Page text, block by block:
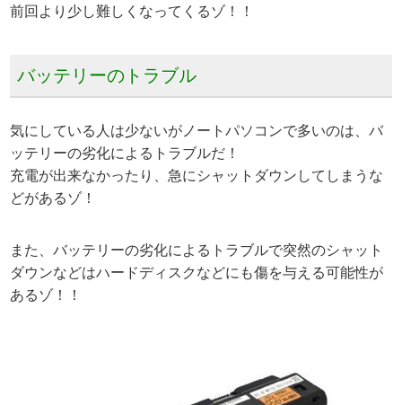
前回より少し難しくなってくるゾ！！
バッテリーのトラブル
気にしている人は少ないがノートパソコンで多いのは、バ
ッテリーの劣化によるトラブルだ！
充電が出来なかったり、急にシャットダウンしてしまうな
どがあるゾ！
また、バッテリーの劣化によるトラブルで突然のシャット
ダウンなどはハードディスクなどにも傷を与える可能性が
あるゾ！！